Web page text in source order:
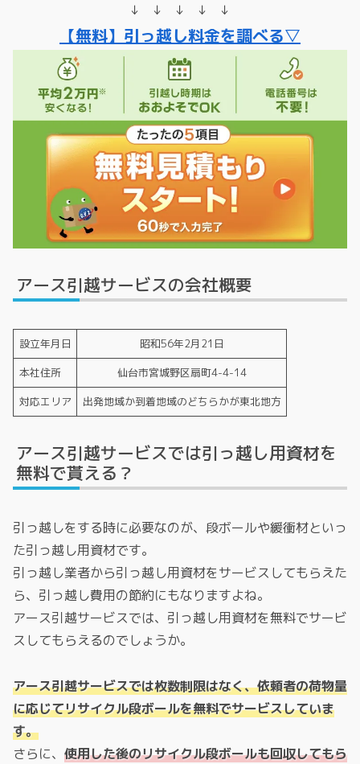
↓ ↓ ↓ ↓ ↓
【無料】引っ越し料金を調べる▽
アース引越サービスの会社概要
設立年月日
昭和56年2月21日
本社住所
仙台市宮城野区扇町4-4-14
対応エリア
出発地域か到着地域のどちらかが東北地方
アース引越サービスでは引っ越し用資材を
無料で貰える？
引っ越しをする時に必要なのが、段ボールや緩衝材といっ
た引っ越し用資材です。
引っ越し業者から引っ越し用資材をサービスしてもらえた
ら、引っ越し費用の節約にもなりますよね。
アース引越サービスでは、引っ越し用資材を無料でサービ
スしてもらえるのでしょうか。
アース引越サービスでは枚数制限はなく、依頼者の荷物量
に応じてリサイクル段ボールを無料でサービスしていま
す。
さらに、 使用した後のリサイクル段ボールも回収してもら